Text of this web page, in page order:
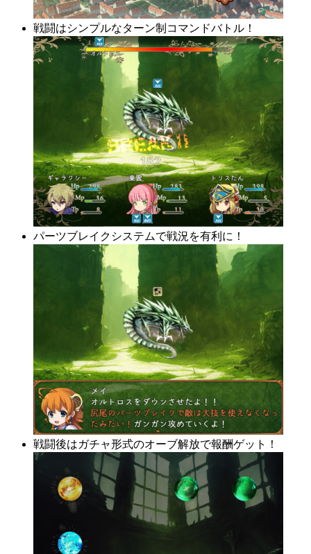
戦闘はシンプルなターン制コマンドバトル！
パーツブレイクシステムで戦況を有利に！
戦闘後はガチャ形式のオーブ解放で報酬ゲット！